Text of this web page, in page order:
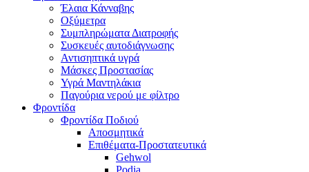
Έλαια Κάνναβης
Οξύμετρα
Συμπληρώματα Διατροφής
Συσκευές αυτοδιάγνωσης
Αντισηπτικά υγρά
Μάσκες Προστασίας
Υγρά Μαντηλάκια
Παγούρια νερού με φίλτρο
Φροντίδα
Φροντίδα Ποδιού
Αποσμητικά
Επιθέματα-Προστατευτικά
Gehwol